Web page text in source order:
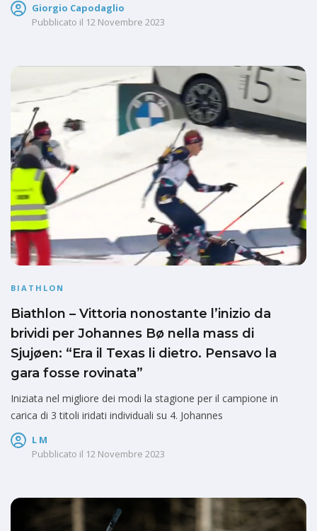
Giorgio Capodaglio
Pubblicato il 12 Novembre 2023
BIATHLON
Biathlon – Vittoria nonostante l’inizio da
brividi per Johannes Bø nella mass di
Sjujøen: “Era il Texas li dietro. Pensavo la
gara fosse rovinata”
Iniziata nel migliore dei modi la stagione per il campione in
carica di 3 titoli iridati individuali su 4. Johannes
L M
Pubblicato il 12 Novembre 2023